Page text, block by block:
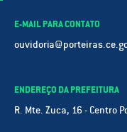
E-MAIL PARA CONTATO
ENDEREÇO DA PREFEITURA
R. Mte. Zuca, 16 - Centro